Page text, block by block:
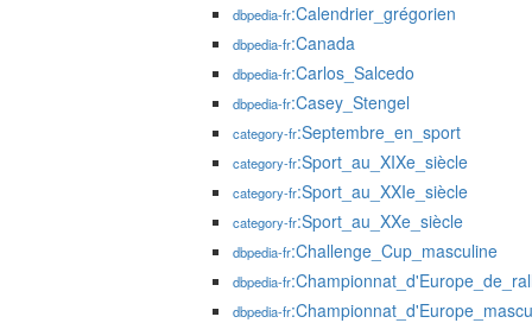
dbpedia-fr:Calendrier_grégorien
dbpedia-fr:Canada
dbpedia-fr:Carlos_Salcedo
dbpedia-fr:Casey_Stengel
category-fr:Septembre_en_sport
category-fr:Sport_au_XIXe_siècle
category-fr:Sport_au_XXIe_siècle
category-fr:Sport_au_XXe_siècle
dbpedia-fr:Challenge_Cup_masculine
dbpedia-fr
dbpedia-fr